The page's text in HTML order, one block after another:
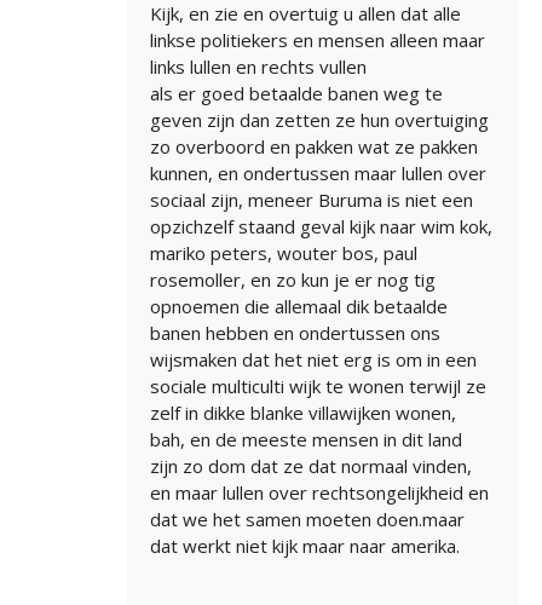
Kijk, en zie en overtuig u allen dat alle
linkse politiekers en mensen alleen maar
links lullen en rechts vullen
als er goed betaalde banen weg te
geven zijn dan zetten ze hun overtuiging
zo overboord en pakken wat ze pakken
kunnen, en ondertussen maar lullen over
sociaal zijn, meneer Buruma is niet een
opzichzelf staand geval kijk naar wim kok,
mariko peters, wouter bos, paul
rosemoller, en zo kun je er nog tig
opnoemen die allemaal dik betaalde
banen hebben en ondertussen ons
wijsmaken dat het niet erg is om in een
sociale multiculti wijk te wonen terwijl ze
zelf in dikke blanke villawijken wonen,
bah, en de meeste mensen in dit land
zijn zo dom dat ze dat normaal vinden,
en maar lullen over rechtsongelijkheid en
dat we het samen moeten doen.maar
dat werkt niet kijk maar naar amerika.